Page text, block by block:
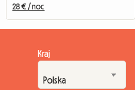
28 € / noc
Kraj